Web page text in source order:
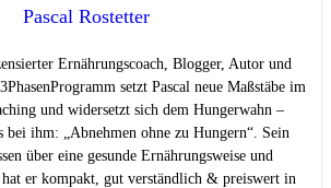
Pascal Rostetter
Ernährungscoach, Blogger, Autor und
setzt Pascal neue Maßstäbe im
und widersetzt sich dem Hungerwahn –
bei ihm: „Abnehmen ohne zu Hungern“. Sein
über eine gesunde Ernährungsweise und
er kompakt, gut verständlich & preiswert in